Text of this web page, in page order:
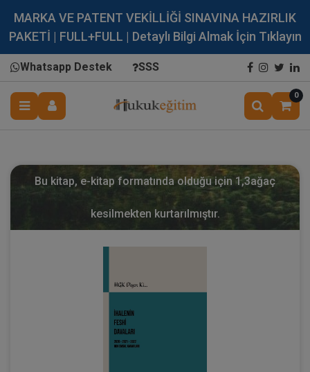
MARKA VE PATENT VEKİLLİĞİ SINAVINA HAZIRLIK
PAKETİ | FULL+FULL | Detaylı Bilgi Almak İçin Tıklayın
Whatsapp Destek SSS
0
Bu kitap, e-kitap formatında olduğu için 1,3ağaç
kesilmekten kurtarılmıştır.